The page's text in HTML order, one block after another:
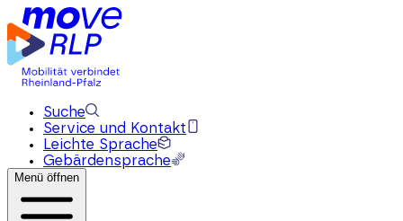
Suche
Service und Kontakt
Leichte Sprache
Gebärdensprache
Menü öffnen